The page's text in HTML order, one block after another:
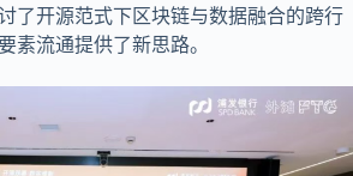
了开源范式下区块链与数据融合的跨行
素流通提供了新思路。